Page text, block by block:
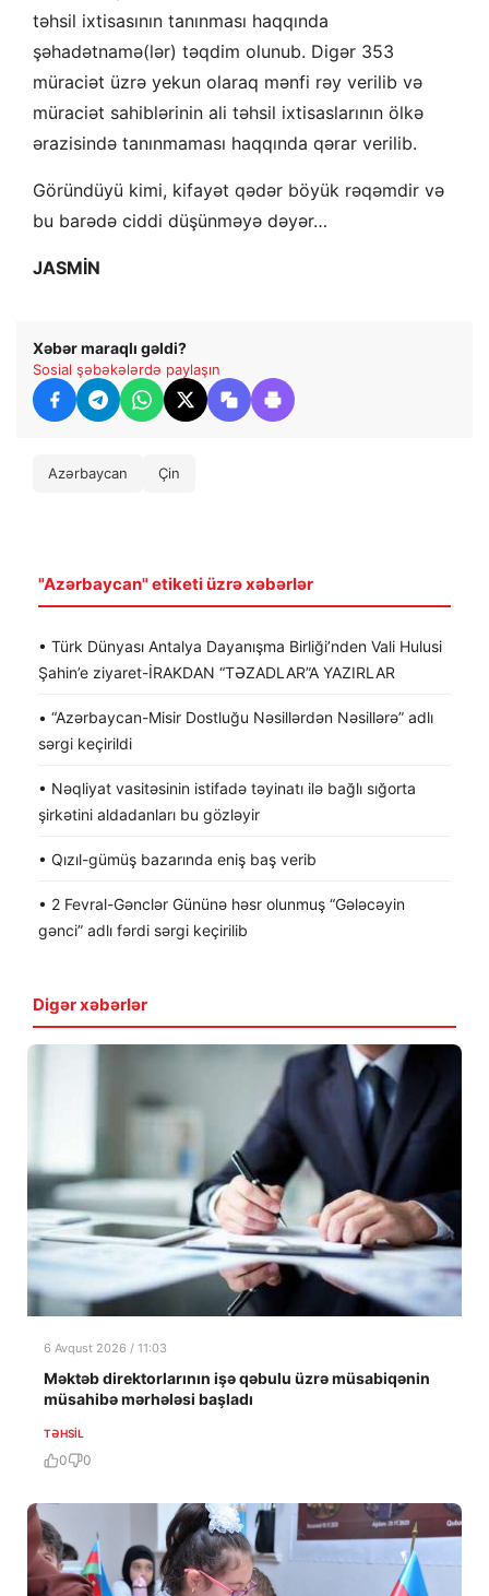
təhsil ixtisasının tanınması haqqında
şəhadətnamə(lər) təqdim olunub. Digər 353
müraciət üzrə yekun olaraq mənfi rəy verilib və
müraciət sahiblərinin ali təhsil ixtisaslarının ölkə
ərazisində tanınmaması haqqında qərar verilib.
Göründüyü kimi, kifayət qədər böyük rəqəmdir və
bu barədə ciddi düşünməyə dəyər…
JASMİN
Xəbər maraqlı gəldi?
Sosial şəbəkələrdə paylaşın
Azərbaycan Çin
"Azərbaycan" etiketi üzrə xəbərlər
• Türk Dünyası Antalya Dayanışma Birliği’nden Vali Hulusi
Şahin’e ziyaret-İRAKDAN “TƏZADLAR”A YAZIRLAR
• “Azərbaycan-Misir Dostluğu Nəsillərdən Nəsillərə” adlı
sərgi keçirildi
• Nəqliyat vasitəsinin istifadə təyinatı ilə bağlı sığorta
şirkətini aldadanları bu gözləyir
• Qızıl-gümüş bazarında eniş baş verib
• 2 Fevral-Gənclər Gününə həsr olunmuş “Gələcəyin
gənci” adlı fərdi sərgi keçirilib
Digər xəbərlər
6 Avqust 2026 / 11:03
Məktəb direktorlarının işə qəbulu üzrə müsabiqənin
müsahibə mərhələsi başladı
TƏHSIL
0 0